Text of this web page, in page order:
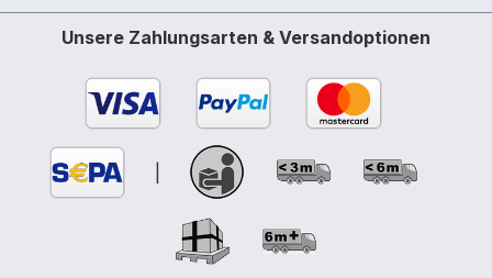
Unsere Zahlungsarten & Versandoptionen